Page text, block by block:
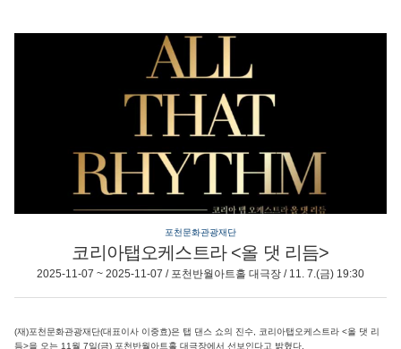
포천문화관광재단
코리아탭오케스트라 <올 댓 리듬>
2025-11-07 ~ 2025-11-07 / 포천반월아트홀 대극장 / 11. 7.(금) 19:30
(재)포천문화관광재단(대표이사 이중효)은 탭 댄스 쇼의 진수, 코리아탭오케스트라 <올 댓 리
듬>을 오는 11월 7일(금) 포천반월아트홀 대극장에서 선보인다고 밝혔다.